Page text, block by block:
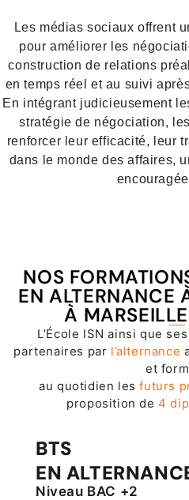
Les médias sociaux offrent
pour améliorer les
construction de relations
en temps réel et au suivi
En intégrant judicieusement
stratégie de négociation,
renforcer leur efficacité, leur
dans le monde des affaires,
NOS
EN ALTERNANCE
À
L’École ISN ainsi que
partenaires par l’alternance
et
au quotidien lesfuturs
proposition de4
BTS
EN
Niveau BAC +2